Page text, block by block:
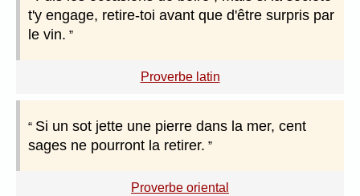
t'y engage, retire-toi avant que d'être surpris par
le vin.
Proverbe latin
Si un sot jette une pierre dans la mer, cent
sages ne pourront la retirer.
Proverbe oriental